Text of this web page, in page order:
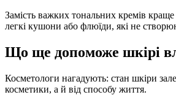
Замість важких тональних кремів
легкі кушони або флюїди, які не
Що ще допоможе шкірі
Косметологи нагадують: стан шкіри
косметики, а й від способу життя.